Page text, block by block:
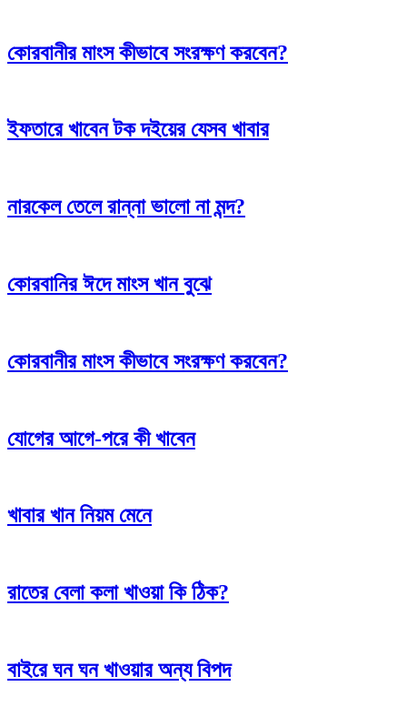
কোরবানীর মাংস কীভাবে সংরক্ষণ করবেন?
ইফতারে খাবেন টক দইয়ের যেসব খাবার
নারকেল তেলে রান্না ভালো না মন্দ?
কোরবানির ঈদে মাংস খান বুঝে
কোরবানীর মাংস কীভাবে সংরক্ষণ করবেন?
যোগের আগে-পরে কী খাবেন
খাবার খান নিয়ম মেনে
রাতের বেলা কলা খাওয়া কি ঠিক?
বাইরে ঘন ঘন খাওয়ার অন্য বিপদ